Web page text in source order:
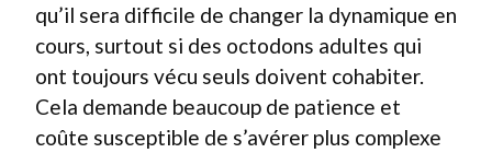
qu’il sera difficile de changer la dynamique en
cours, surtout si des octodons adultes qui
ont toujours vécu seuls doivent cohabiter.
Cela demande beaucoup de patience et
coûte susceptible de s’avérer plus complexe